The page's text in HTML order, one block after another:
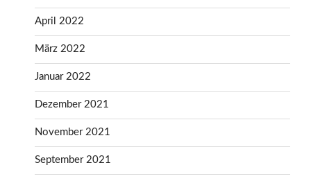
April 2022
März 2022
Januar 2022
Dezember 2021
November 2021
September 2021